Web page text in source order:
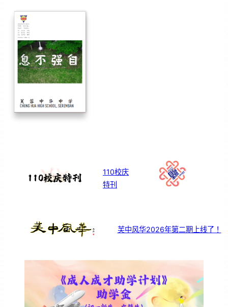
110校庆
特刊
芙中风华2026年第二期上线了！